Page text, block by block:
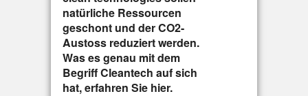
natürliche Ressourcen
geschont und der CO2-
Austoss reduziert werden.
Was es genau mit dem
Begriff Cleantech auf sich
hat, erfahren Sie hier.